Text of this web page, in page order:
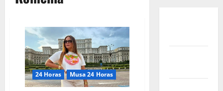
24 Horas Musa 24 Horas